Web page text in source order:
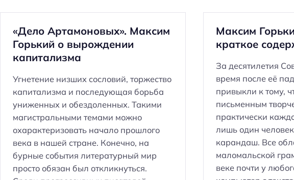
k
«Дело Артамоновых». Максим
Горький о вырождении
капитализма
Угнетение низших сословий, торжество
капитализма и последующая борьба
униженных и обездоленных. Такими
магистральными темами можно
охарактеризовать начало прошлого
века в нашей стране. Конечно, на
бурные события литературный мир
просто обязан был откликнуться.
Максим
краткое
За десятилетия
время после её
привыкли к тому,
письменным
практически
лишь один
карандаш. Все
маломальской
веке почти у